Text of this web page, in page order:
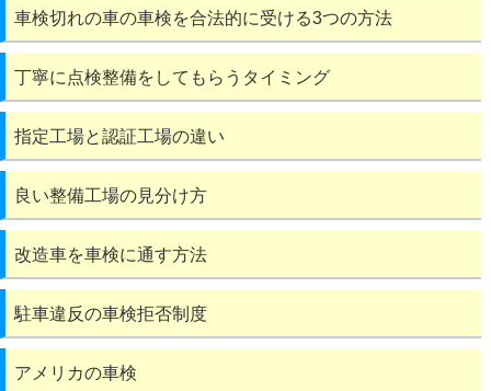
車検切れの車の車検を合法的に受ける3つの方法
丁寧に点検整備をしてもらうタイミング
指定工場と認証工場の違い
良い整備工場の見分け方
改造車を車検に通す方法
駐車違反の車検拒否制度
アメリカの車検